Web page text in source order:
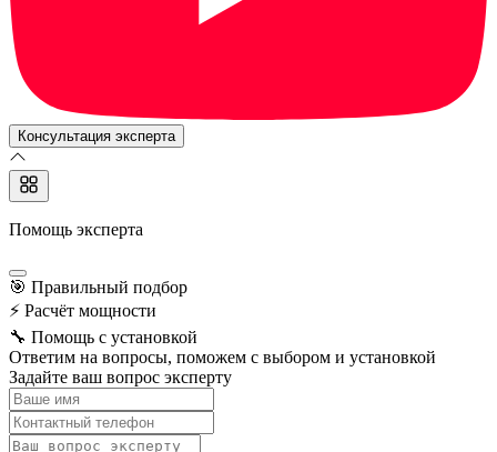
Консультация эксперта
Помощь эксперта
🎯 Правильный подбор
⚡ Расчёт мощности
🔧 Помощь с установкой
Ответим на вопросы, поможем с выбором и установкой
Задайте ваш вопрос эксперту